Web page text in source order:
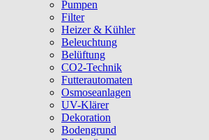
Pumpen
Filter
Heizer & Kühler
Beleuchtung
Belüftung
CO2-Technik
Futterautomaten
Osmoseanlagen
UV-Klärer
Dekoration
Bodengrund